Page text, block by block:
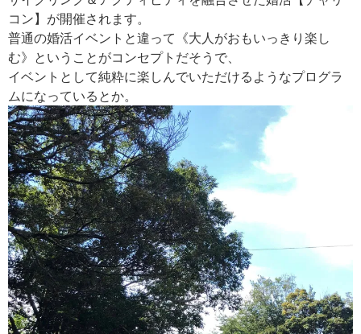
コン】が開催されます。
普通の婚活イベントと違って《大人がおもいっきり楽し
む》ということがコンセプトだそうで、
イベントとして純粋に楽しんでいただけるようなプログラ
ムになっているとか。